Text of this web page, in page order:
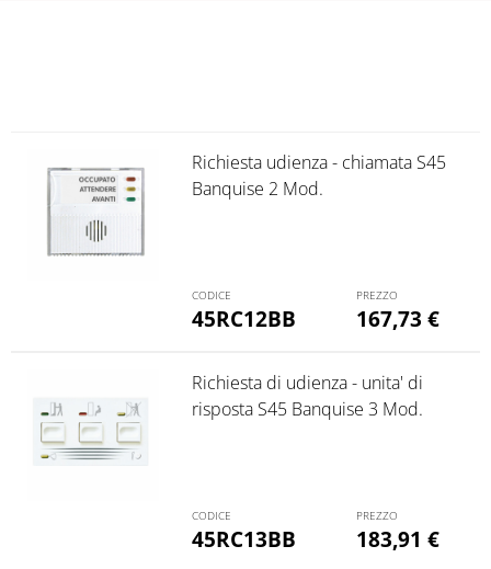
45RC12BB
Richiesta udienza - chiamata S45
Banquise 2 Mod.
167,73 €
45RC13BB
Richiesta di udienza - unita' di
risposta S45 Banquise 3 Mod.
183,91 €